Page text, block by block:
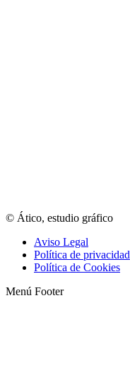
© Ático, estudio gráfico
Aviso Legal
Política de privacidad
Política de Cookies
Menú Footer